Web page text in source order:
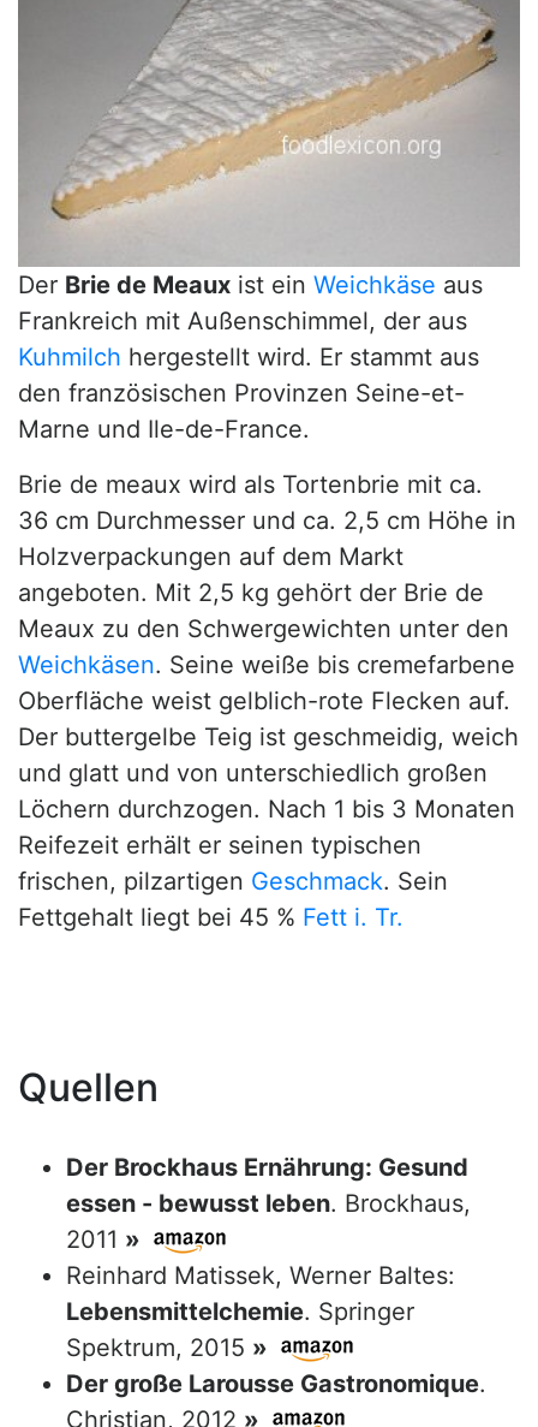
Der Brie de Meaux ist ein Weichkäse aus
Frankreich mit Außenschimmel, der aus
Kuhmilch hergestellt wird. Er stammt aus
den französischen Provinzen Seine-et-
Marne und Ile-de-France.
Brie de meaux wird als Tortenbrie mit ca.
36 cm Durchmesser und ca. 2,5 cm Höhe in
Holzverpackungen auf dem Markt
angeboten. Mit 2,5 kg gehört der Brie de
Meaux zu den Schwergewichten unter den
Weichkäsen. Seine weiße bis cremefarbene
Oberfläche weist gelblich-rote Flecken auf.
Der buttergelbe Teig ist geschmeidig, weich
und glatt und von unterschiedlich großen
Löchern durchzogen. Nach 1 bis 3 Monaten
Reifezeit erhält er seinen typischen
frischen, pilzartigen Geschmack. Sein
Fettgehalt liegt bei 45 % Fett i. Tr.
Quellen
Der Brockhaus Ernährung: Gesund
essen - bewusst leben. Brockhaus,
2011 »
Reinhard Matissek, Werner Baltes:
Lebensmittelchemie. Springer
Spektrum, 2015 »
Der große Larousse Gastronomique.
Christian, 2012 »